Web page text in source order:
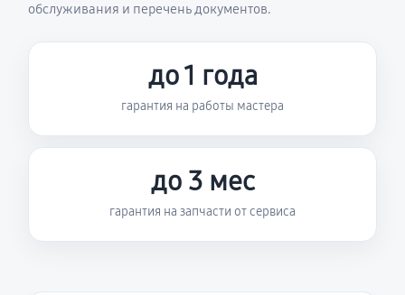
обслуживания и перечень документов.
до 1 года
гарантия на работы мастера
до 3 мес
гарантия на запчасти от сервиса